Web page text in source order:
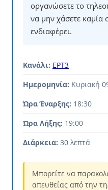
οργανώσετε το
να μην χάσετε
ενδιαφέρει.
Κανάλι: ΕΡΤ3
Ημερομηνία: Κυριακή
Ώρα Έναρξης: 18:30
Ώρα Λήξης: 19:00
Διάρκεια: 30 λεπτά
Μπορείτε να
απευθείας από την